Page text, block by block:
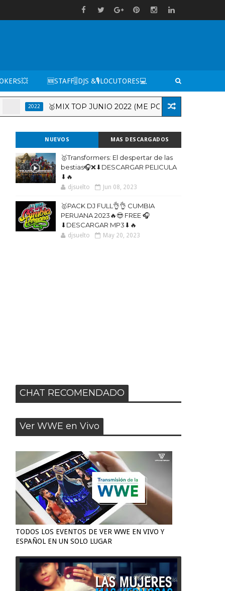
🆕STAFF🎚️DJS &🎙️LOCUTORES💻
🥇MIX TOP JUNIO 2022 (ME PORTO BONITO, TITI ME
NUEVOS MAS DESCARGADOS
🥇Transformers: El despertar de las
bestias🎧❌⬇DESCARGAR PELICULA
⬇🔥
djsuelto Jun 08, 2023
🥇PACK DJ FULL👌👌 CUMBIA
PERUANA 2023🔥😎 FREE 🎧
⬇DESCARGAR MP3⬇🔥
djsuelto May 20, 2023
CHAT RECOMENDADO
Ver WWE en Vivo
TODOS LOS EVENTOS DE VER WWE EN VIVO Y
ESPAÑOL EN UN SOLO LUGAR